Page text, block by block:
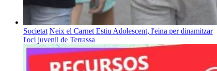
Societat Neix el Carnet Estiu Adolescent, l'eina per dinamitzar
l'oci juvenil de Terrassa